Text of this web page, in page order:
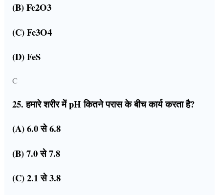
(B) Fe2O3
(C) Fe3O4
(D) FeS
C
25. हमारे शरीर में pH कितने परास के बीच कार्य करता है?
(A) 6.0 से 6.8
(B) 7.0 से 7.8
(C) 2.1 से 3.8